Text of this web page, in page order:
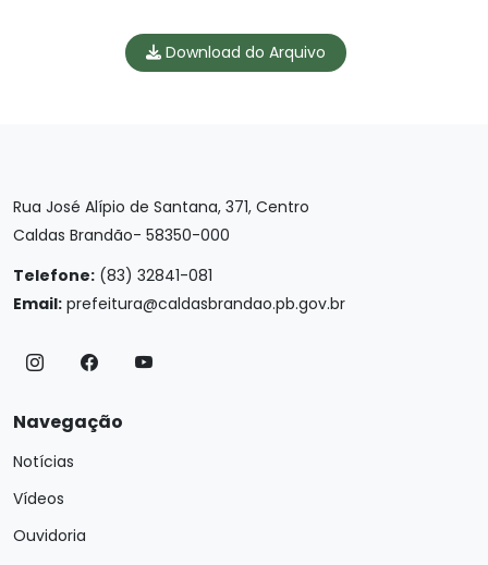
Download do Arquivo
Rua José Alípio de Santana, 371, Centro
Caldas Brandão- 58350-000
Telefone: (83) 32841-081
Email: prefeitura@caldasbrandao.pb.gov.br
Navegação
Notícias
Vídeos
Ouvidoria